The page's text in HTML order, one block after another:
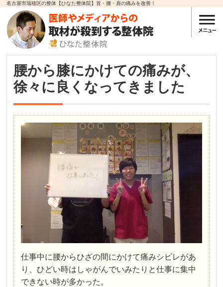
名古屋市瑞穂区の整体【ひなた整体院】首・腰・肩の痛みを改善！
腰から膝にかけての痛みが、
徐々に良くなってきました
仕事中に腰からひざの間にかけて痛みシビレがあ
り、ひどい時はしゃがんでいみたりと仕事に集中
できない時が多かった。